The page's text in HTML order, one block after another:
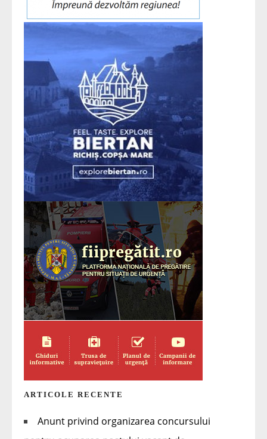
ARTICOLE RECENTE
Anunt privind organizarea concursului